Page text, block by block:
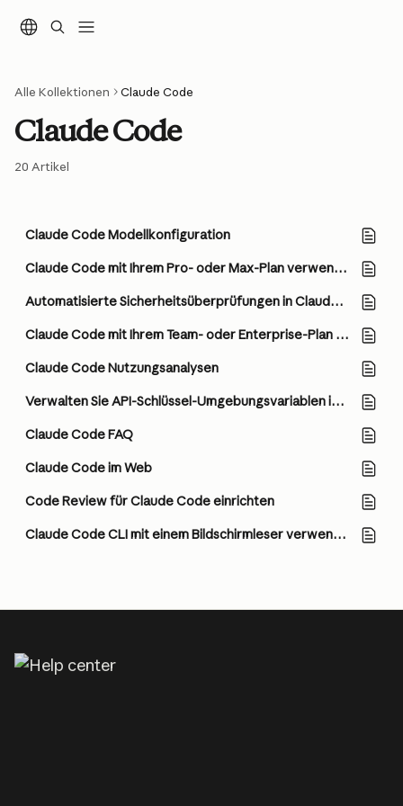
Alle Kollektionen Claude Code
Claude Code
20 Artikel
Claude Code Modellkonfiguration
Claude Code mit Ihrem Pro- oder Max-Plan verwenden
Automatisierte Sicherheitsüberprüfungen in Claude Code
Claude Code mit Ihrem Team- oder Enterprise-Plan verwenden
Claude Code Nutzungsanalysen
Verwalten Sie API-Schlüssel-Umgebungsvariablen in Claude Code
Claude Code FAQ
Claude Code im Web
Code Review für Claude Code einrichten
Claude Code CLI mit einem Bildschirmleser verwenden